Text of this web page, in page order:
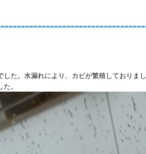
た。水漏れにより、カビが繁殖しておりまし
。